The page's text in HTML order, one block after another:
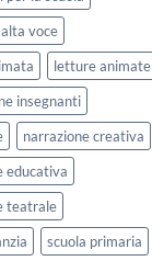
voce
letture animate
insegnanti
narrazione creativa
educativa
teatrale
scuola primaria